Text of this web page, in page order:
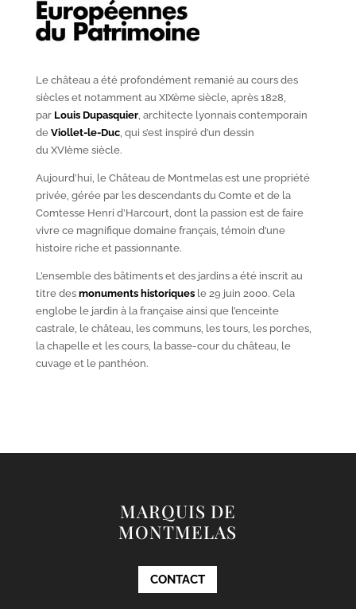
Le château a été profondément remanié au cours des
siècles et notamment au XIXèmesiècle, après 1828,
par Louis Dupasquier, architecte lyonnais contemporain
de Viollet-le-Duc, qui s’est inspiré d’un dessin
du XVIèmesiècle.
Aujourd’hui, le Château de Montmelas est une propriété
privée, gérée par les descendants du Comte et de la
Comtesse Henri d’Harcourt, dont la passion est de faire
vivre ce magnifique domaine français, témoin d’une
histoire riche et passionnante.
L’ensemble des bâtiments et des jardins a été inscrit au
titre des monuments historiquesle 29 juin 2000. Cela
englobe le jardin à la française ainsi que l’enceinte
castrale, le château, les communs, les tours, les porches,
la chapelle et les cours, la basse-cour du château, le
cuvage et le panthéon.
MARQUIS DE
MONTMELAS
CONTACT